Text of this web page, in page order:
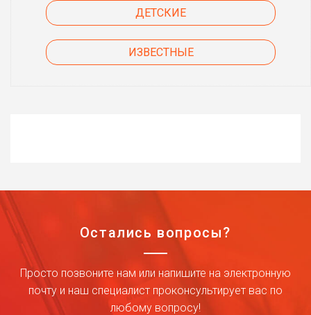
ДЕТСКИЕ
ИЗВЕСТНЫЕ
Остались вопросы?
Просто позвоните нам или напишите на электронную
почту и наш специалист проконсультирует вас по
любому вопросу!